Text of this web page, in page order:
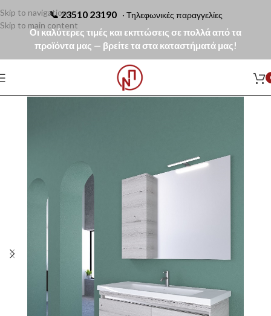
📞23510 23190 · Τηλεφωνικές παραγγελίες
Οι καλύτερες τιμές και εκπτώσεις σε πολλά από τα
προϊόντα μας — βρείτε τα στα καταστήματά μας!
Skip to navigation
Skip to main content